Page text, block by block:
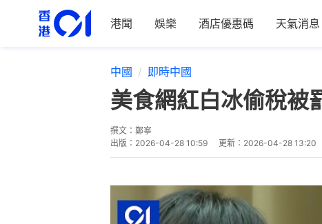
港聞 娛樂 酒店優惠碼 天氣消息
中國 即時中國
美食網紅白冰偷稅
撰文： 鄭寧
出版： 2026-04-28 10:59 更新： 2026-04-28 13:20